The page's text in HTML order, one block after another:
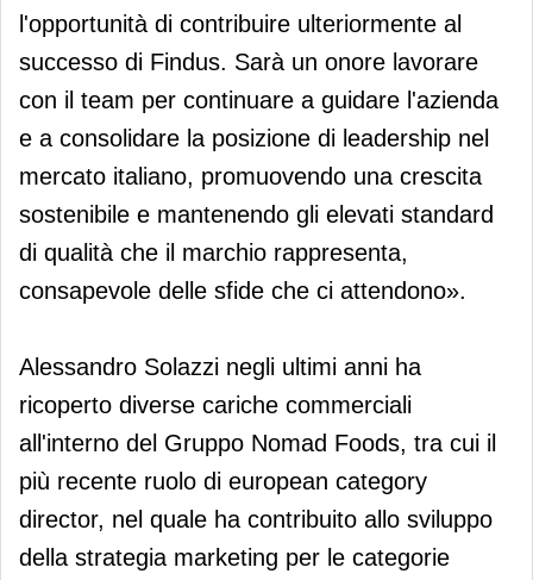
l'opportunità di contribuire ulteriormente al
successo di Findus. Sarà un onore lavorare
con il team per continuare a guidare l'azienda
e a consolidare la posizione di leadership nel
mercato italiano, promuovendo una crescita
sostenibile e mantenendo gli elevati standard
di qualità che il marchio rappresenta,
consapevole delle sfide che ci attendono».
Alessandro Solazzi negli ultimi anni ha
ricoperto diverse cariche commerciali
all'interno del Gruppo Nomad Foods, tra cui il
più recente ruolo di european category
director, nel quale ha contribuito allo sviluppo
della strategia marketing per le categorie